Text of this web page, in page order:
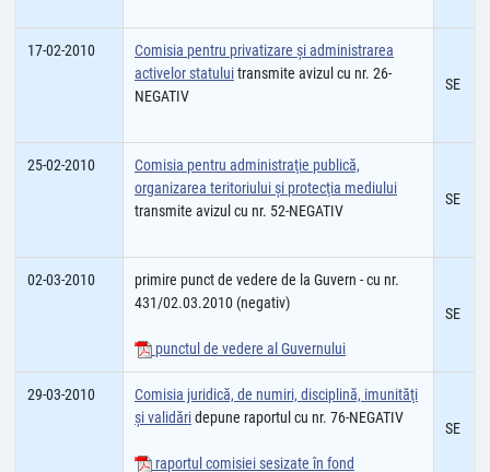
17-02-2010
Comisia pentru privatizare şi administrarea
activelor statuluitransmite avizul cu nr. 26-
NEGATIV
SE
25-02-2010
Comisia pentru administraţie publică,
organizarea teritoriului şi protecţia mediului
transmite avizul cu nr. 52-NEGATIV
SE
02-03-2010
primire punct de vedere de la Guvern - cu nr.
431/02.03.2010 (negativ)
punctul de vedere al Guvernului
SE
29-03-2010
Comisia juridică, de numiri, disciplină, imunităţi
şi validăridepune raportul cu nr. 76-NEGATIV
raportul comisiei sesizate în fond
SE